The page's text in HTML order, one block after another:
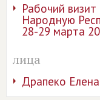
Рабочий
Народную
28-29 марта
лица
Драпеко Елена